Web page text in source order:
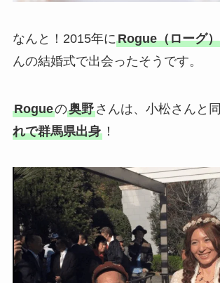
なんと！2015年にRogue（ローグ
んの結婚式で出会ったそうです。
Rogueの奥野さんは、小松さんと
れで群馬県出身！